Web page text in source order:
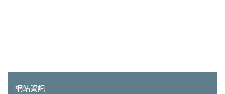
網站資訊